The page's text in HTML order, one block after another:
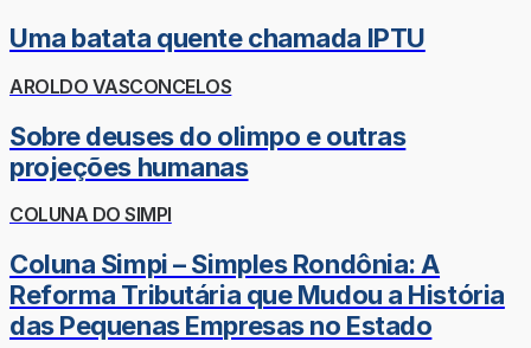
Uma batata quente chamada IPTU
AROLDO VASCONCELOS
Sobre deuses do olimpo e outras
projeções humanas
COLUNA DO SIMPI
Coluna Simpi – Simples Rondônia: A
Reforma Tributária que Mudou a História
das Pequenas Empresas no Estado